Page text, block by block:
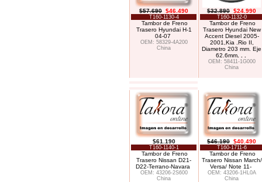
$57.690 $46.490
T160-1130-4
Tambor de Freno
Trasero Hyundai H-1
04-07
OEM: 58329-4A200
China
$32.890 $24.990
T160-1132-0
Tambor de Freno
Trasero Hyundai New
Accent Diesel 2005-
2001,Kia .Rio II,
Diametro 203 mm. Eje
62.6mm. . .
OEM: 58411-1G000
China
$61.190
T160-1140-1
Tambor de Freno
Trasero Nissan D21-
D22-Terrano-Navara
OEM: 43206-2S600
China
$46.190 $40.490
T160-1711-6
Tambor de Freno
Trasero Nissan March/
Versa/ Note 11-
OEM: 43206-1HL0A
China